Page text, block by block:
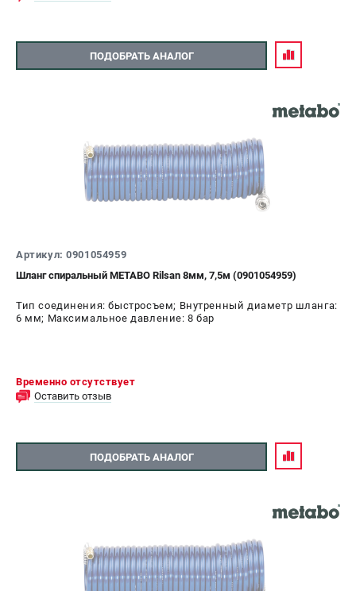
ПОДОБРАТЬ АНАЛОГ
Артикул: 0901054959
Шланг спиральный METABO Rilsan 8мм, 7,5м (0901054959)
Тип соединения: быстросъем; Внутренный диаметр шланга:
6 мм; Максимальное давление: 8 бар
Временно отсутствует
Оставить отзыв
ПОДОБРАТЬ АНАЛОГ